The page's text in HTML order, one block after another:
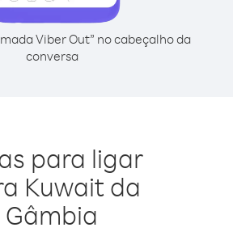
Viber Out” no cabeçalho da
conversa
para ligar
Kuwait da
Gâmbia